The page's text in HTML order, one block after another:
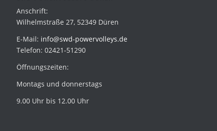
Anschrift:
Wilhelmstraße 27, 52349 Düren
E-Mail: info@swd-powervolleys.de
Telefon: 02421-51290
Öffnungszeiten:
Montags und donnerstags
9.00 Uhr bis 12.00 Uhr